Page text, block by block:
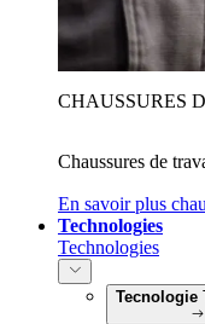
CHAUSSURES
Chaussures de
En savoir plus
Technologies
Technologies
Tecnologie